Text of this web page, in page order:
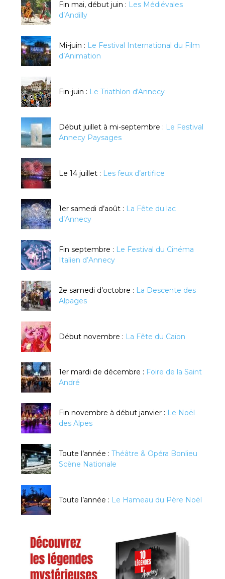
Fin mai, début juin : Les Médiévales
d’Andilly
Mi-juin : Le Festival International du Film
d’Animation
Fin-juin : Le Triathlon d'Annecy
Début juillet à mi-septembre : Le Festival
Annecy Paysages
Le 14 juillet : Les feux d’artifice
1er samedi d’août : La Fête du lac
d’Annecy
Fin septembre : Le Festival du Cinéma
Italien d’Annecy
2e samedi d’octobre : La Descente des
Alpages
Début novembre : La Fête du Caïon
1er mardi de décembre : Foire de la Saint
André
Fin novembre à début janvier : Le Noël
des Alpes
Toute l’année : Théâtre & Opéra Bonlieu
Scène Nationale
Toute l’année : Le Hameau du Père Noël